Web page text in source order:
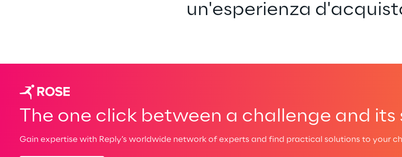
un'esperienza
The one click between a challenge and its
Gain expertise with Reply’s worldwide network of experts and find practical solutions to your